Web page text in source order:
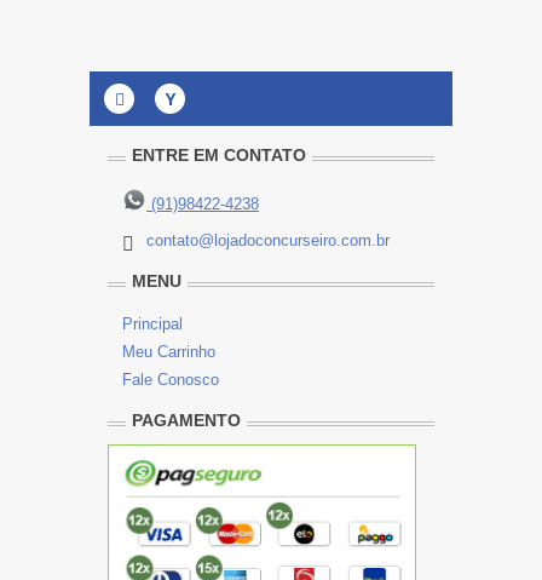
Y
ENTRE EM CONTATO
(91)98422-4238
contato@lojadoconcurseiro.com.br
MENU
Principal
Meu Carrinho
Fale Conosco
PAGAMENTO